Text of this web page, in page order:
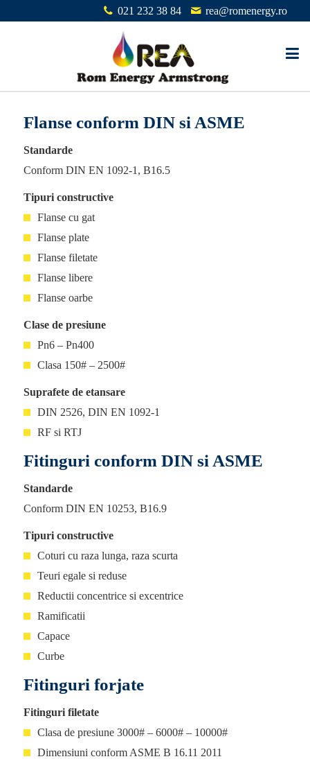
021 232 38 84 rea@romenergy.ro
Flanse conform DIN si ASME
Standarde
Conform DIN EN 1092-1, B16.5
Tipuri constructive
Flanse cu gat
Flanse plate
Flanse filetate
Flanse libere
Flanse oarbe
Clase de presiune
Pn6 – Pn400
Clasa 150# – 2500#
Suprafete de etansare
DIN 2526, DIN EN 1092-1
RF si RTJ
Fitinguri conform DIN si ASME
Standarde
Conform DIN EN 10253, B16.9
Tipuri constructive
Coturi cu raza lunga, raza scurta
Teuri egale si reduse
Reductii concentrice si excentrice
Ramificatii
Capace
Curbe
Fitinguri forjate
Fitinguri filetate
Clasa de presiune 3000# – 6000# – 10000#
Dimensiuni conform ASME B 16.11 2011